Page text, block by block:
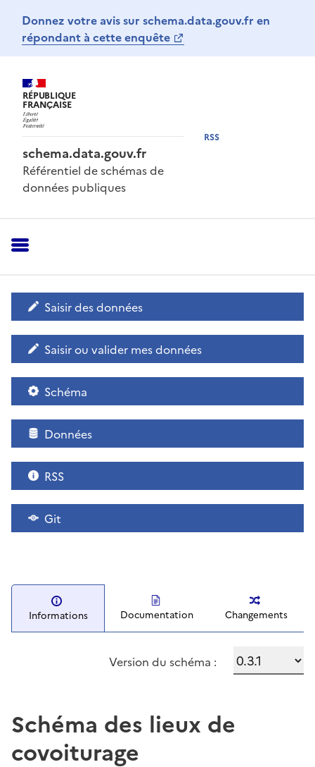
Donnez votre avis sur schema.data.gouv.fr en
répondant à cette enquête
RÉPUBLIQUE
FRANÇAISE
schema.data.gouv.fr
Référentiel de schémas de
données publiques
RSS
Saisir des données
Saisir ou valider mes données
Schéma
Données
RSS
Git
Informations Documentation Changements
Version du schéma :
Schéma des lieux de
covoiturage